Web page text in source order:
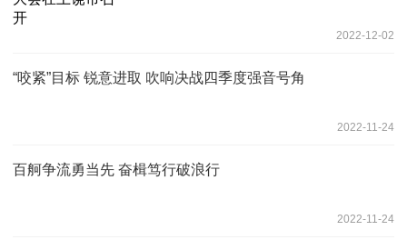
2022-12-02
“咬紧”目标 锐意进取 吹响决战四季度强音号角
2022-11-24
百舸争流勇当先 奋楫笃行破浪行
2022-11-24